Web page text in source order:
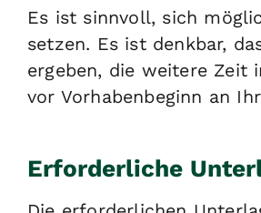
Es ist sinnvoll, sich
setzen. Es ist denkbar,
ergeben, die weitere Zeit
vor Vorhabenbeginn an
Erforderliche